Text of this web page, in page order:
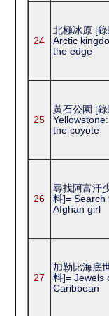
24
北極冰原 [
Arctic
the edge
25
黃石公園 [
the coyote
26
尋找阿富汗
料]= Search
Afghan girl
27
加勒比海底
料]= Jewels
Caribbean